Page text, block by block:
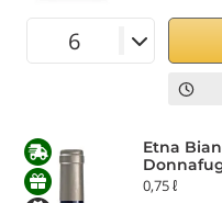
Etna
0,75 ℓ